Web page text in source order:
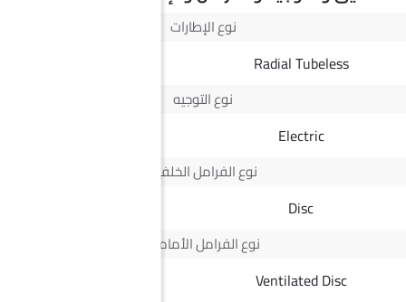
نوع الإطارات
Radial Tubeless
نوع التوجيه
Electric
نوع الفرامل الخلفية
Disc
نوع الفرامل الأمامية
Ventilated Disc